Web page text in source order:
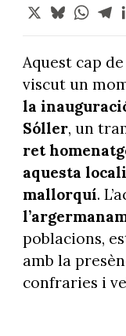
X Bluesky
Aquest cap
viscut un
la
Sóller, un
ret
aquesta
mallorquí.
poblacions,
amb la
confraries i